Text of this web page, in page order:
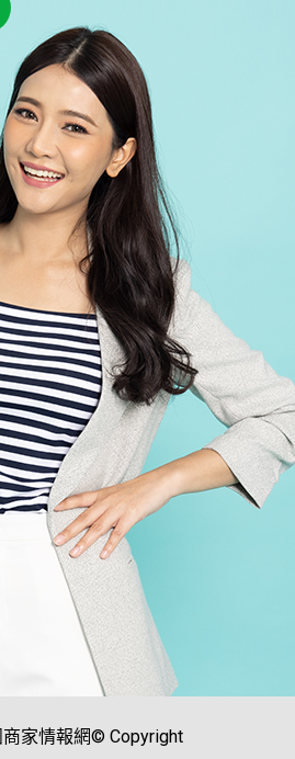
家情報網© Copyright